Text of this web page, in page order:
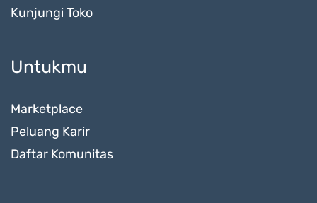
Kunjungi Toko
Untukmu
Marketplace
Peluang Karir
Daftar Komunitas